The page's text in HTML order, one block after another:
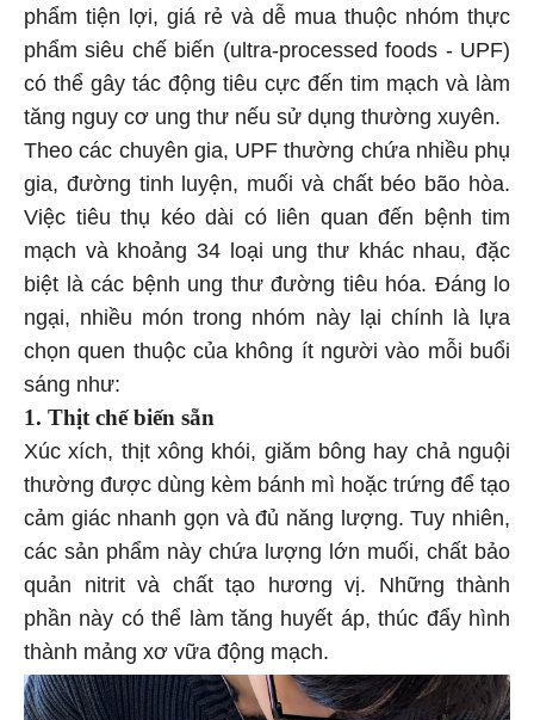
phẩm tiện lợi, giá rẻ và dễ mua thuộc nhóm thực
phẩm siêu chế biến (ultra-processed foods - UPF)
có thể gây tác động tiêu cực đến tim mạch và làm
tăng nguy cơ ung thư nếu sử dụng thường xuyên.
Theo các chuyên gia, UPF thường chứa nhiều phụ
gia, đường tinh luyện, muối và chất béo bão hòa.
Việc tiêu thụ kéo dài có liên quan đến bệnh tim
mạch và khoảng 34 loại ung thư khác nhau, đặc
biệt là các bệnh ung thư đường tiêu hóa. Đáng lo
ngại, nhiều món trong nhóm này lại chính là lựa
chọn quen thuộc của không ít người vào mỗi buổi
sáng như:
1. Thịt chế biến sẵn
Xúc xích, thịt xông khói, giăm bông hay chả nguội
thường được dùng kèm bánh mì hoặc trứng để tạo
cảm giác nhanh gọn và đủ năng lượng. Tuy nhiên,
các sản phẩm này chứa lượng lớn muối, chất bảo
quản nitrit và chất tạo hương vị. Những thành
phần này có thể làm tăng huyết áp, thúc đẩy hình
thành mảng xơ vữa động mạch.